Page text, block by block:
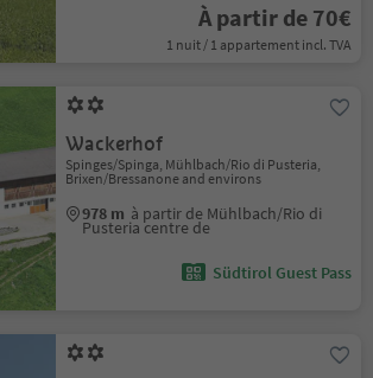
À partir de 70€
1 nuit / 1 appartement incl. TVA
Wackerhof
Spinges/Spinga, Mühlbach/Rio di Pusteria,
Brixen/Bressanone and environs
978 m à partir de Mühlbach/Rio di
Pusteria centre de
Südtirol Guest Pass